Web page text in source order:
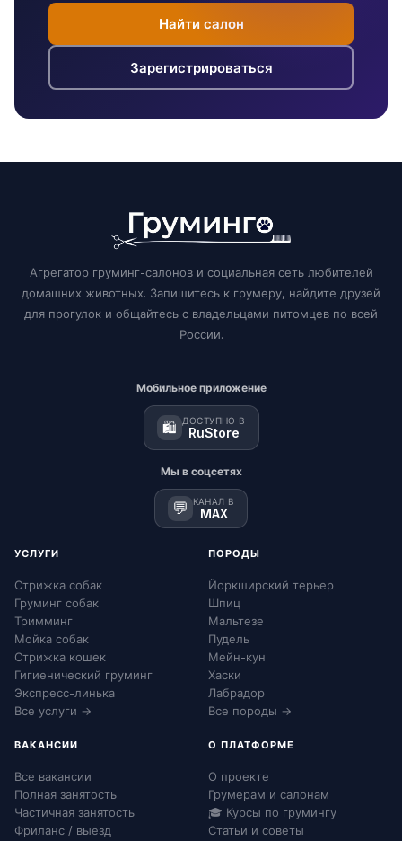
Найти салон
Зарегистрироваться
Агрегатор груминг-салонов и социальная сеть любителей
домашних животных. Запишитесь к грумеру, найдите друзей
для прогулок и общайтесь с владельцами питомцев по всей
России.
Мобильное приложение
🛍️ ДОСТУПНО В
RuStore
Мы в соцсетях
💬 КАНАЛ В
MAX
УСЛУГИ
Стрижка собак
Груминг собак
Тримминг
Мойка собак
Стрижка кошек
Гигиенический груминг
Экспресс-линька
Все услуги →
ПОРОДЫ
Йоркширский терьер
Шпиц
Мальтезе
Пудель
Мейн-кун
Хаски
Лабрадор
Все породы →
ВАКАНСИИ
Все вакансии
Полная занятость
Частичная занятость
Фриланс / выезд
О ПЛАТФОРМЕ
О проекте
Грумерам и салонам
🎓 Курсы по грумингу
Статьи и советы